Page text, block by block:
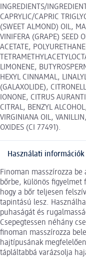
INGREDIENTS/
CAPRYLIC/CAPRIC
(SWEET ALMOND) OIL,
VINIFERA (GRAPE) SEED
ACETATE,
LIMONENE,
HEXYL CINNAMAL,
(GALAXOLIDE),
IONONE, CITRUS
CITRAL, BENZYL
VIRGINIANA OIL,
OXIDES (CI 77491).
Használati információk
Finoman masszírozza
bőrbe, különös figyelmet
hogy a bőr teljesen
tapintású lesz.
puhaságát és
Csepegtessen néhány
finoman masszírozza
hajtípusának
tápláltabbá varázsolja